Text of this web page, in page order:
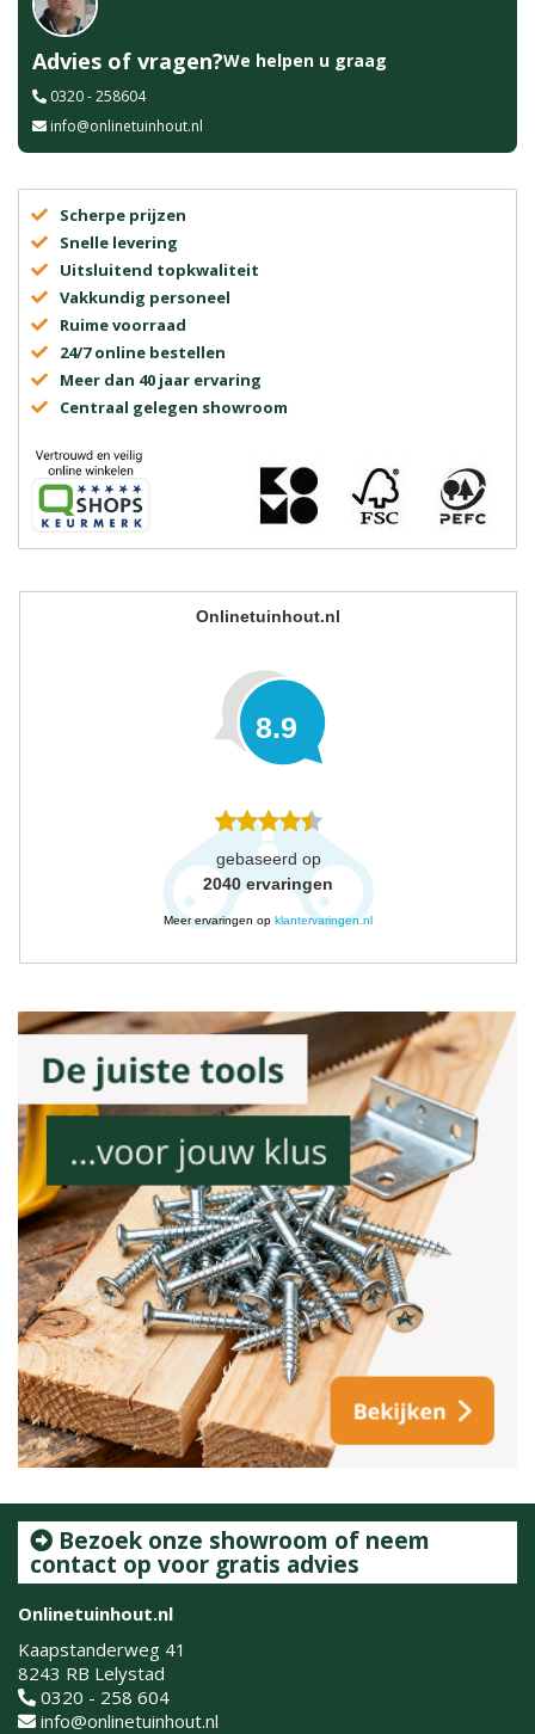
Advies of vragen?We helpen u graag
0320 - 258604
info@onlinetuinhout.nl
Scherpe prijzen
Snelle levering
Uitsluitend topkwaliteit
Vakkundig personeel
Ruime voorraad
24/7 online bestellen
Meer dan 40 jaar ervaring
Centraal gelegen showroom
Onlinetuinhout.nl
8.9
gebaseerd op
2040 ervaringen
Meer ervaringen op klantervaringen.nl
Bezoek onze showroom of neem
contact op voor gratis advies
Onlinetuinhout.nl
Kaapstanderweg 41
8243 RB Lelystad
0320 - 258 604
info@onlinetuinhout.nl